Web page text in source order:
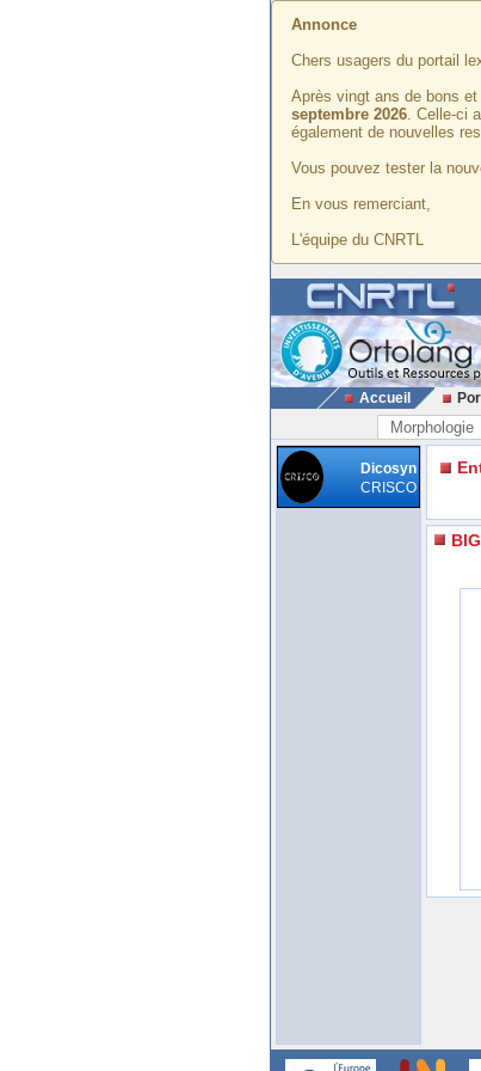
Annonce
Chers usagers du portail
Après vingt ans de bons
septembre 2026. Celle-ci
également de nouvelles
Vous pouvez tester la
En vous remerciant,
L'équipe du CNRTL
Accueil
Morphologie
Dicosyn
CRISCO